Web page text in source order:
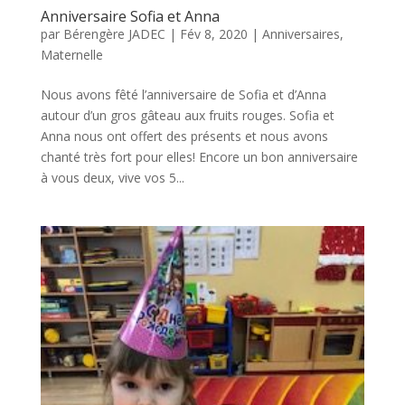
Anniversaire Sofia et Anna
par Bérengère JADEC | Fév 8, 2020 | Anniversaires,
Maternelle
Nous avons fêté l’anniversaire de Sofia et d’Anna
autour d’un gros gâteau aux fruits rouges. Sofia et
Anna nous ont offert des présents et nous avons
chanté très fort pour elles! Encore un bon anniversaire
à vous deux, vive vos 5...